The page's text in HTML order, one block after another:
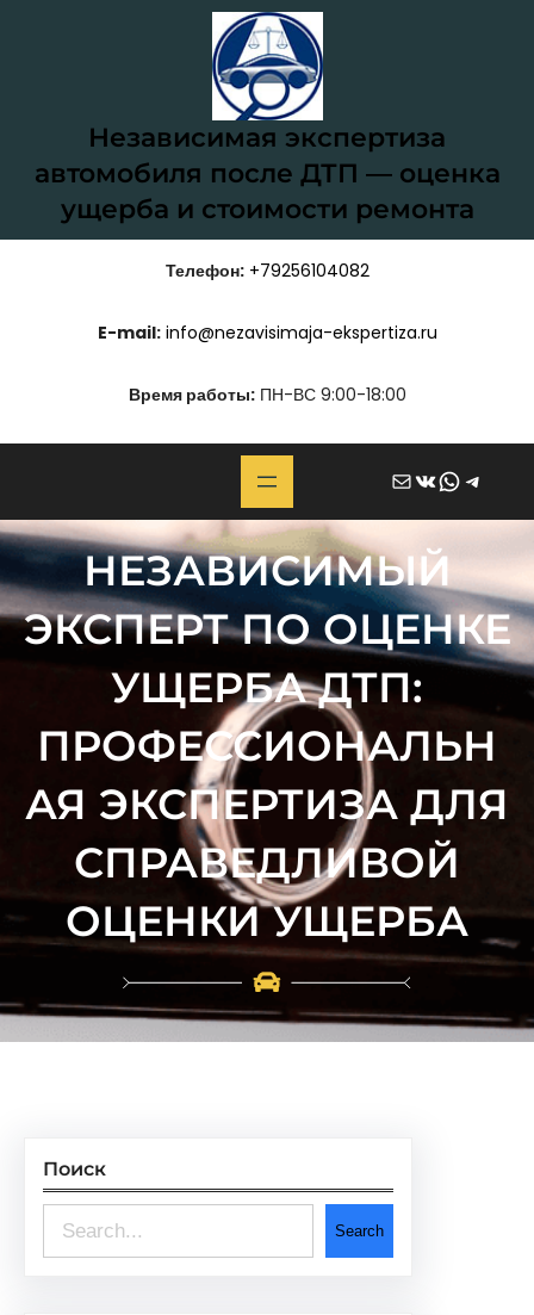
Независимая экспертиза
автомобиля после ДТП — оценка
ущерба и стоимости ремонта
Телефон: +79256104082
E-mail: info@nezavisimaja-ekspertiza.ru
Время работы:ПН-ВС 9:00-18:00
Почта ВКонтакте WhatsApp Telegram
НЕЗАВИСИМЫЙ
ЭКСПЕРТ ПО ОЦЕНКЕ
УЩЕРБА ДТП:
ПРОФЕССИОНАЛЬН
АЯ ЭКСПЕРТИЗА ДЛЯ
СПРАВЕДЛИВОЙ
ОЦЕНКИ УЩЕРБА
Поиск
e
Search